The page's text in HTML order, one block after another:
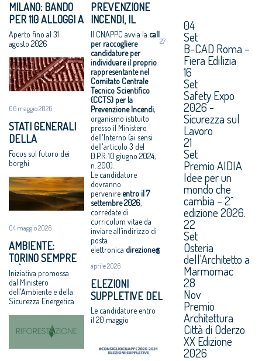
MILANO: BANDO
PER 110 ALLOGGI A
NIGUARDA E
GIAMBELLINO
Aperto fino al 31
agosto 2026
06 maggio 2026
STATI GENERALI
DELLA
BELLEZZA: A
OFFIDA L’11 E IL 12
GIUGNO
Focus sul futuro dei
borghi
04 maggio 2026
AMBIENTE:
TORINO SEMPRE
PIÙ GREEN CON
“RIFORESTAZIONE”
Iniziativa promossa
dal Ministero
dell'Ambiente e della
Sicurezza Energetica
PREVENZIONE
INCENDI, IL
CNAPPC CERCA
UN ESPERTO PER
IL COMITATO
CENTRALE
TECNICO
SCIENTIFICO
Il CNAPPC avvia la call
per raccogliere
candidature per
individuare il proprio
rappresentante nel
Comitato Centrale
Tecnico Scientifico
(CCTS) per la
Prevenzione Incendi,
organismo istituito
presso il Ministero
dell'Interno (ai sensi
dell'articolo 3 del
D.P.R. 10 giugno 2024,
n. 200).
Le candidature
dovranno
pervenire entro il7
settembre 2026,
corredate di
curriculum vitae da
inviare all’indirizzo di
posta
elettronica direzione@cnappc.it.
27
aprile 2026
ELEZIONI
SUPPLETIVE DEL
CNAPPC: LE
VOTAZIONI IL 9
Le candidature entro
il 20 maggio
04
Set
B-CAD Roma –
Fiera Edilizia
16
Set
Safety Expo
2026 -
Sicurezza sul
Lavoro
21
Set
Premio AIDIA
Idee per un
mondo che
cambia – 2^
edizione 2026.
22
Set
Osteria
dell'Architetto a
Marmomac
28
Nov
Premio
Architettura
Città di Oderzo
XX Edizione
2026